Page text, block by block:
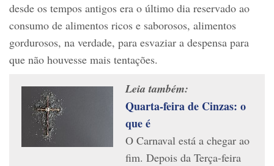
desde os tempos antigos era o último dia reservado ao
consumo de alimentos ricos e saborosos, alimentos
gordurosos, na verdade, para esvaziar a despensa para
que não houvesse mais tentações.
Leia também:
Quarta-feira de Cinzas: o
que é
O Carnaval está a chegar ao
fim. Depois da Terça-feira